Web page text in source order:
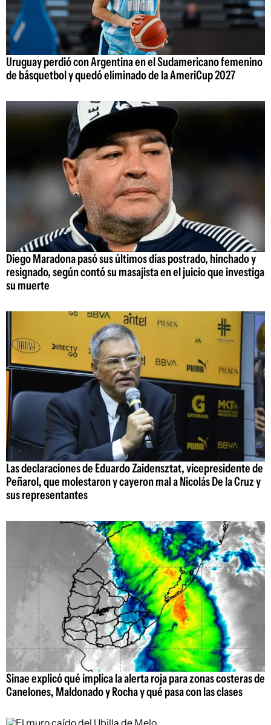
Uruguay perdió con Argentina en el Sudamericano femenino
de básquetbol y quedó eliminado de la AmeriCup 2027
Diego Maradona pasó sus últimos días postrado, hinchado y
resignado, según contó su masajista en el juicio que investiga
su muerte
Las declaraciones de Eduardo Zaidensztat, vicepresidente de
Peñarol, que molestaron y cayeron mal a Nicolás De la Cruz y
sus representantes
Sinae explicó qué implica la alerta roja para zonas costeras de
Canelones, Maldonado y Rocha y qué pasa con las clases